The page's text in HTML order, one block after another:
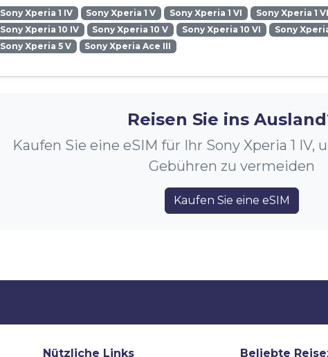
Sony Xperia 1 IV Sony Xperia 1 V Sony Xperia 1 VI Sony Xperia 1
Sony Xperia 10 IV
Sony Xperia 10 V Sony Xperia 10 VI Sony
Sony Xperia 5 V
Sony Xperia Ace III
Reisen Sie ins
Kaufen Sie eine eSIM für Ihr Sony Xperia 1 IV,
Gebühren zu vermeiden
Kaufen Sie eine eSIM
Nützliche Links Beliebte